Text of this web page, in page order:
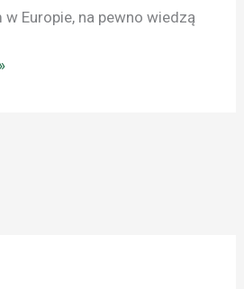
Europie, na pewno wiedzą